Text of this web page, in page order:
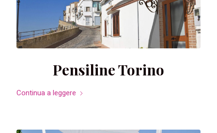
Pensiline Torino
Continua a leggere